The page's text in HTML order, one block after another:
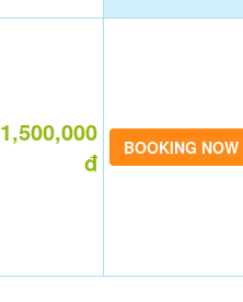
1,500,000
đ